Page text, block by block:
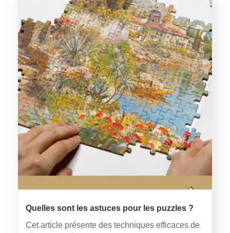
Quelles sont les astuces pour les puzzles ?
Cet article présente des techniques efficaces de